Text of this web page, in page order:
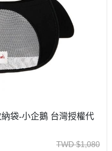
袋-小企鵝 台灣授權代
TWD $1,080